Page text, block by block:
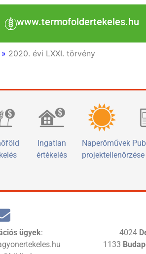
www.termofoldertekeles.hu
» 2020. évi LXXI. törvény
Ingatlan
értékelés
Naperőművek
projektellenőrzése
ügyek:
4024
1133